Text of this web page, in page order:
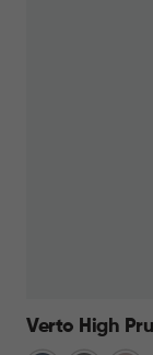
Verto High